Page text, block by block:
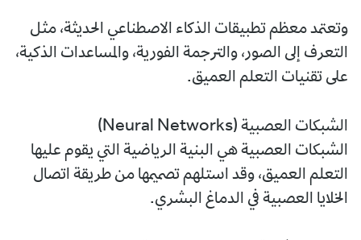
وتعتمد معظم تطبيقات الذكاء الاصطناعي الحديثة، مثل
التعرف إلى الصور، والترجمة الفورية، والمساعدات الذكية،
على تقنيات التعلم العميق.
الشبكات العصبية (Neural Networks)
الشبكات العصبية هي البنية الرياضية التي يقوم عليها
التعلم العميق، وقد استلهم تصميمها من طريقة اتصال
الخلايا العصبية في الدماغ البشري.